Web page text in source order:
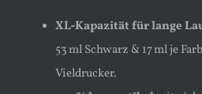
XL‑Kapazität für lange
53 ml Schwarz & 17 ml je
Vieldrucker.